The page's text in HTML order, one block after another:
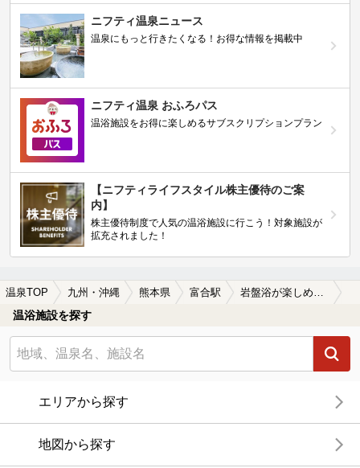
ニフティ温泉ニュース
温泉にもっと行きたくなる！お得な情報を掲載中
ニフティ温泉 おふろパス
温浴施設をお得に楽しめるサブスクリプションプラン
【ニフティライフスタイル株主優待のご案
内】
株主優待制度で人気の温浴施設に行こう！対象施設が
拡充されました！
温泉TOP 九州・沖縄 熊本県 富合駅
温浴施設を探す
エリアから探す
地図から探す